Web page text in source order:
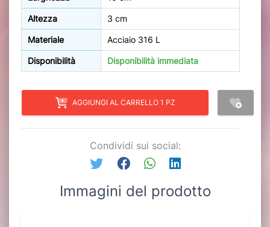
Altezza 3 cm
Materiale Acciaio 316 L
Disponibilità Disponibilità immediata
AGGIUNGI AL CARRELLO 1 PZ
Condividi sui social:
Immagini del prodotto